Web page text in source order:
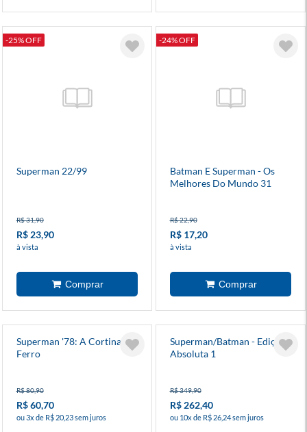
-25% OFF
Superman 22/99
R$ 31,90
R$ 23,90
à vista
-24% OFF
Batman E Superman - Os
Melhores Do Mundo 31
R$ 22,90
R$ 17,20
à vista
Superman '78: A Cortina De
Ferro
R$ 80,90
R$ 60,70
ou 3x de R$ 20,23 sem juros
Superman/Batman - Edição
Absoluta 1
R$ 349,90
R$ 262,40
ou 10x de R$ 26,24 sem juros